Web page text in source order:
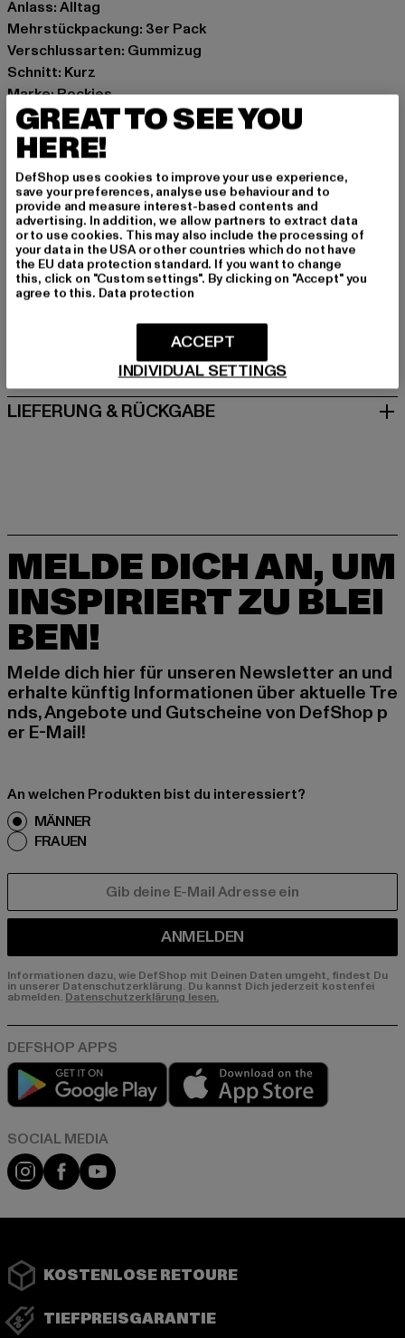
Anlass: Alltag
Mehrstückpackung: 3er Pack
Verschlussarten: Gummizug
Schnitt: Kurz
Marke: Pockies
Kat.: Boxershorts
Farbe: bunt
Hersteller Farbe: mixed colors
Materialzusammensetzung: 100% Baumwolle
Art.Nr: 3GBS-FW-MC-261-23584
Hersteller: Pockies B.V. |support@pockies.com
Van Boetzelaerstraat 49 | 1051 Amsterdam | NL
GRÖSSE & PASSFORM
PFLEGEHINWEISE
LIEFERUNG & RÜCKGABE
MELDE DICH AN, UM
INSPIRIERT ZU BLEI
BEN!
Melde dich hier für unseren Newsletter an und
erhalte künftig Informationen über aktuelle Tre
nds, Angebote und Gutscheine von DefShop p
er E-Mail!
An welchen Produkten bist du interessiert?
MÄNNER
FRAUEN
ANMELDEN
Informationen dazu, wie DefShop mit Deinen Daten umgeht, findest Du
in unserer Datenschutzerklärung. Du kannst Dich jederzeit kostenfei
abmelden. Datenschutzerklärung lesen.
Play market
Instagram
FacebookYouTube
KOSTENLOSE RETOURE
TIEFPREISGARANTIE
GREAT TO SEE YOU
HERE!
DefShop uses cookies to improve your use experience,
save your preferences, analyse use behaviour and to
provide and measure interest-based contents and
advertising. In addition, we allow partners to extract data
or to use cookies. This may also include the processing of
your data in the USA or other countries which do not have
the EU data protection standard. If you want to change
this, click on "Custom settings". By clicking on "Accept" you
agree to this. Data protection
INDIVIDUAL SETTINGS
ACCEPT